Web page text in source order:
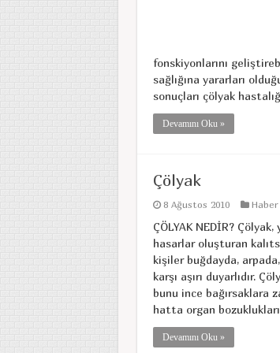
fonskiyonlarını
sağlığına yararları
sonuçları çölyak
Devamını Oku »
Çölyak
8 Ağustos 2010 Haber
ÇÖLYAK NEDİR?
hasarlar oluşturan
kişiler buğdayda,
karşı aşırı duyarlıdır.
bunu ince bağırsaklara
hatta organ bozuklukları
Devamını Oku »